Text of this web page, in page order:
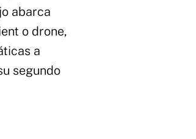
abarca
o drone,
a
segundo